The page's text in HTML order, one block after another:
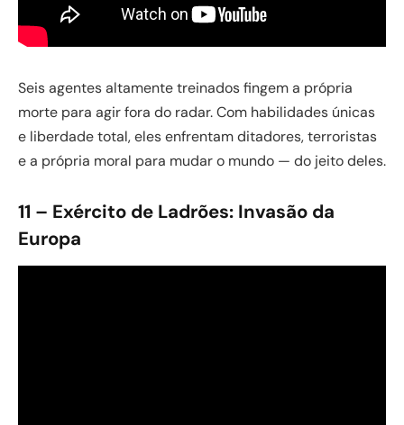
Seis agentes altamente treinados fingem a própria
morte para agir fora do radar. Com habilidades únicas
e liberdade total, eles enfrentam ditadores, terroristas
e a própria moral para mudar o mundo — do jeito deles.
11 – Exército de Ladrões: Invasão da
Europa